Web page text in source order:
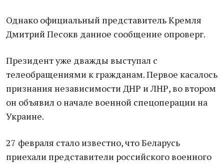
Однако официальный представитель Кремля
Дмитрий Песокв данное сообщение опроверг.
Президент уже дважды выступал с
телеобращениями к гражданам. Первое касалось
признания независимости ДНР и ЛНР, во втором
он объявил о начале военной спецоперации на
Украине.
27 февраля стало известно, что Беларусь
приехали представители российского военного